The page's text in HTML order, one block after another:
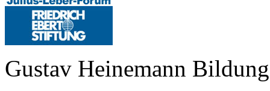
Gustav Heinemann